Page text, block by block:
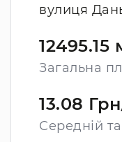
вулиця
12495.15
Загальна
13.08
Середній